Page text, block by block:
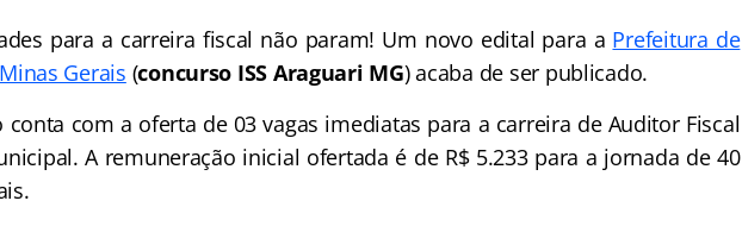
para a carreira fiscal não param! Um novo edital para a Prefeitura de
Gerais (concurso ISS Araguari MG) acaba de ser publicado.
conta com a oferta de 03 vagas imediatas para a carreira de Auditor Fiscal
A remuneração inicial ofertada é de R$ 5.233 para a jornada de 40